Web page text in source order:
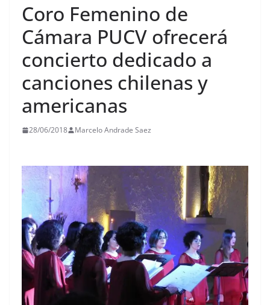
Coro Femenino de
Cámara PUCV ofrecerá
concierto dedicado a
canciones chilenas y
americanas
28/06/2018 Marcelo Andrade Saez